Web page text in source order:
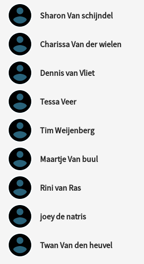
Sharon Van schijndel
Charissa Van der wielen
Dennis van Vliet
Tessa Veer
Tim Weijenberg
Maartje Van buul
Rini van Ras
joey de natris
Twan Van den heuvel